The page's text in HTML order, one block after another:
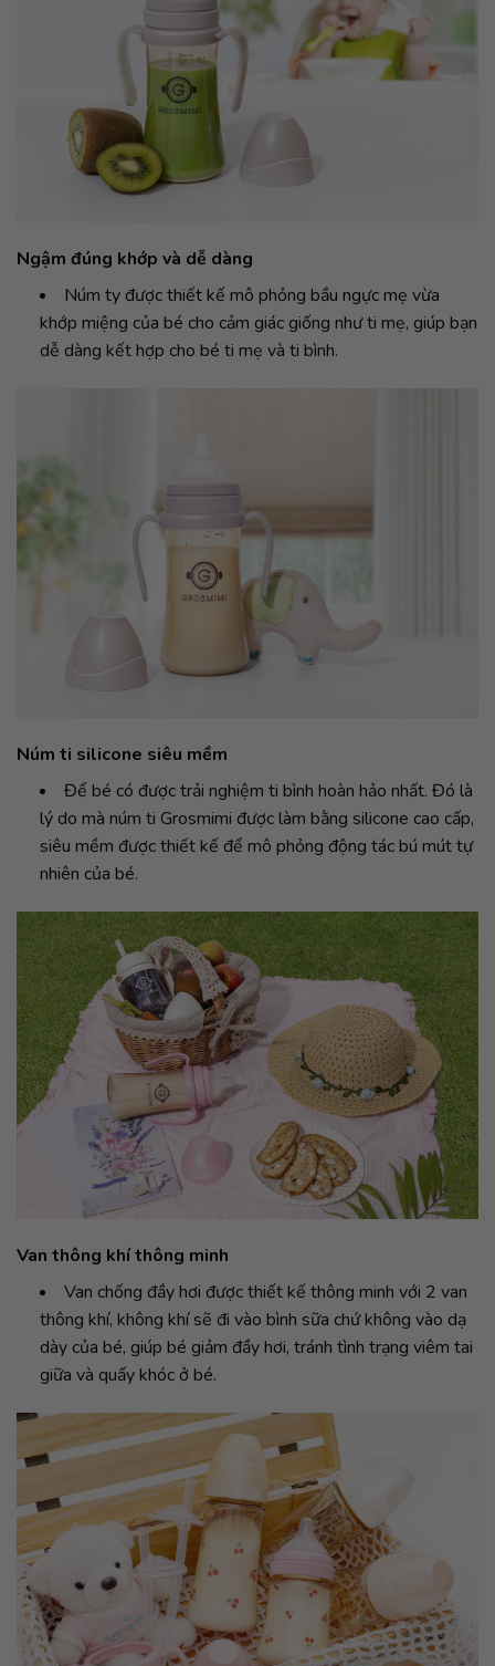
Ngậm đúng khớp và dễ dàng
Núm ty được thiết kế mô phỏng bầu ngực mẹ vừa
khớp miệng của bé cho cảm giác giống như ti mẹ, giúp bạn
dễ dàng kết hợp cho bé ti mẹ và ti bình.
Núm ti silicone siêu mềm
Để bé có được trải nghiệm ti bình hoàn hảo nhất. Đó là
lý do mà núm ti Grosmimi được làm bằng silicone cao cấp,
siêu mềm được thiết kế để mô phỏng động tác bú mút tự
nhiên của bé.
Van thông khí thông minh
Van chống đầy hơi được thiết kế thông minh với 2 van
thông khí, không khí sẽ đi vào bình sữa chứ không vào dạ
dày của bé, giúp bé giảm đầy hơi, tránh tình trạng viêm tai
giữa và quấy khóc ở bé.